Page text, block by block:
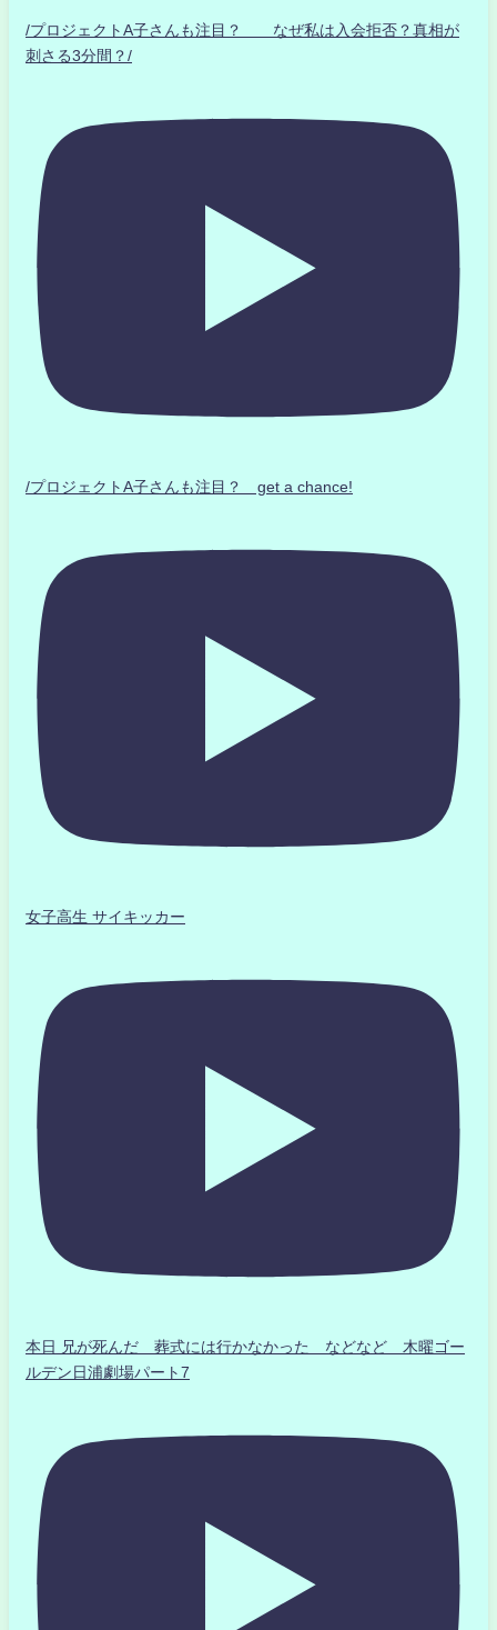
/プロジェクトA子さんも注目？ なぜ私は入会拒否？真相が
刺さる3分間？/
/プロジェクトA子さんも注目？ get a chance!
女子高生 サイキッカー
本日 兄が死んだ 葬式には行かなかった などなど 木曜ゴー
ルデン日浦劇場パート7